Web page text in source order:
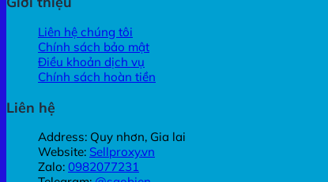
Liên hệ chúng tôi
Chính sách bảo mật
Điều khoản dịch vụ
Chính sách hoàn tiền
Liên hệ
Address: Quy nhơn, Gia lai
Website: Sellproxy.vn
Zalo: 0982077231